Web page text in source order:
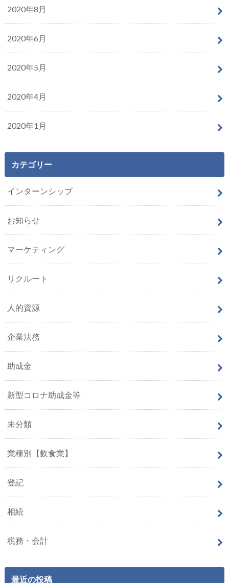
2020年8月
2020年6月
2020年5月
2020年4月
2020年1月
カテゴリー
インターンシップ
お知らせ
マーケティング
リクルート
人的資源
企業法務
助成金
新型コロナ助成金等
未分類
業種別【飲食業】
登記
相続
税務・会計
最近の投稿